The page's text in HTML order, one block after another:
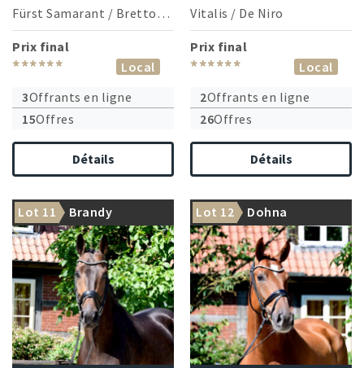
Fürst Samarant / Bretton Woods
Prix final
******
Local
3Offrants en ligne
15Offres
Détails
Vitalis / De Niro
Prix final
******
Local
2Offrants en ligne
26Offres
Détails
Lot 11 Brandy Lot 12 Dohna